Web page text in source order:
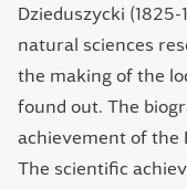
Dzieduszycki
natural sciences
the making of the
found out. The
achievement of the
The scientific